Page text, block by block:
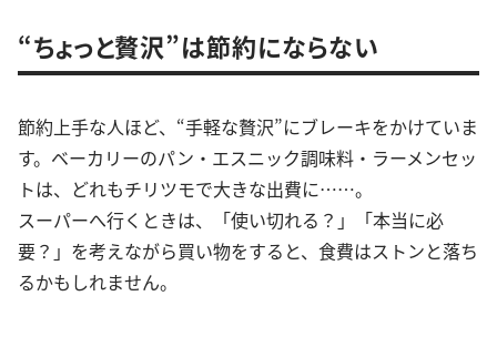
“ちょっと贅沢”は節約にならない
節約上手な人ほど、“手軽な贅沢”にブレーキをかけていま
す。ベーカリーのパン・エスニック調味料・ラーメンセッ
トは、どれもチリツモで大きな出費に……。
スーパーへ行くときは、「使い切れる？」「本当に必
要？」を考えながら買い物をすると、食費はストンと落ち
るかもしれません。